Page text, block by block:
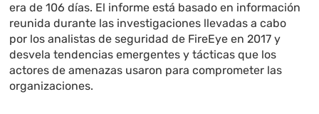
era de 106 días. El informe está basado en información
reunida durante las investigaciones llevadas a cabo
por los analistas de seguridad de FireEye en 2017 y
desvela tendencias emergentes y tácticas que los
actores de amenazas usaron para comprometer las
organizaciones.